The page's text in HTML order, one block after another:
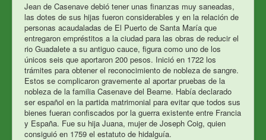
Jean de Casenave debió tener unas finanzas muy saneadas,
las dotes de sus hijas fueron considerables y en la relación de
personas acaudaladas de El Puerto de Santa María que
entregaron empréstitos a la ciudad para las obras de reducir el
rio Guadalete a su antiguo cauce, figura como uno de los
únicos seis que aportaron 200 pesos. Inició en 1722 los
trámites para obtener el reconocimiento de nobleza de sangre.
Estos se complicaron gravemente al aportar pruebas de la
nobleza de la familia Casenave del Bearne. Había declarado
ser español en la partida matrimonial para evitar que todos sus
bienes fueran confiscados por la guerra existente entre Francia
y España. Fue su hija Juana, mujer de Joseph Coig, quien
consiguió en 1759 el estatuto de hidalguía.